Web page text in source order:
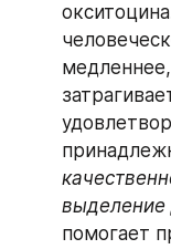
помогает